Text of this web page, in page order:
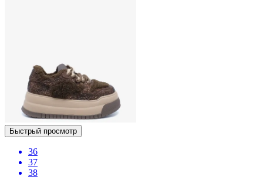
Быстрый просмотр
36
37
38